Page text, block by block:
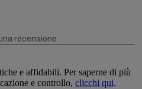
e affidabili. Per saperne di più
e controllo, clicchi qui.